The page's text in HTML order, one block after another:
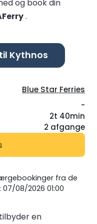
og book din
.
Kythnos
Blue Star Ferries
-
2t 40min
2 afgange
fra de
08/2026 01:00
en